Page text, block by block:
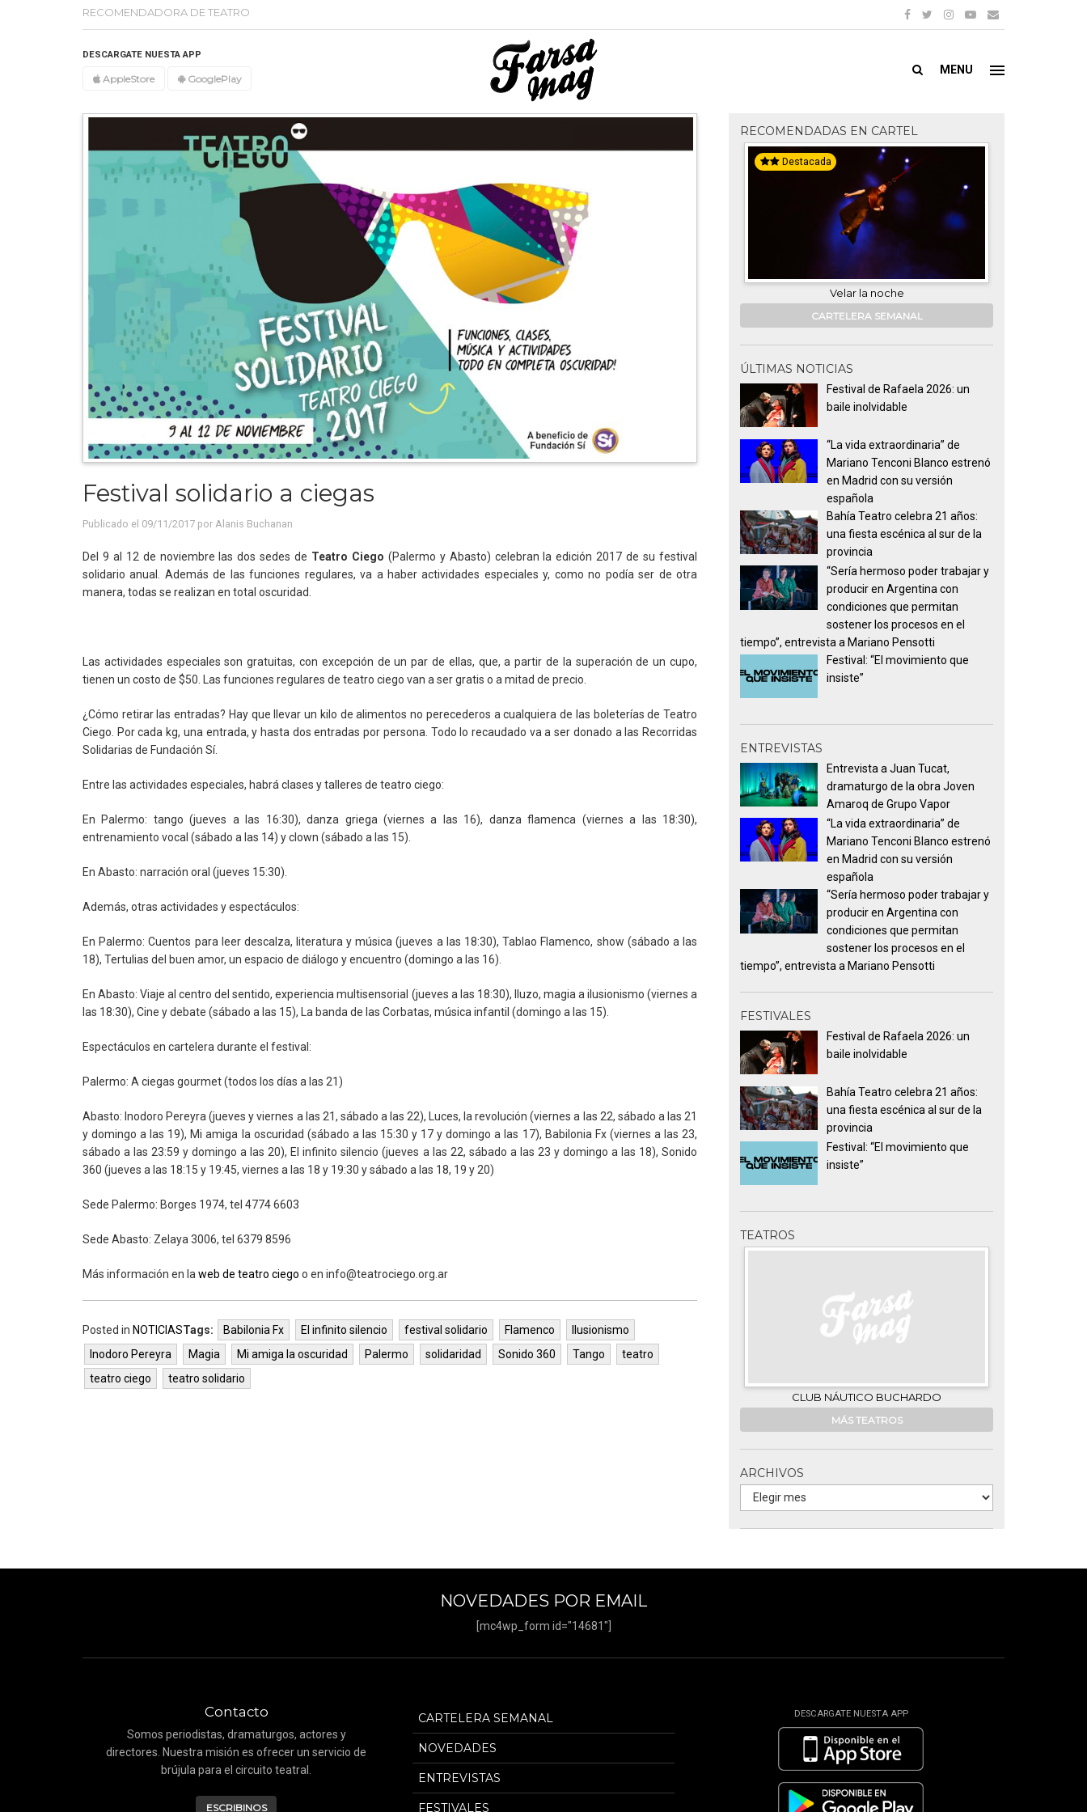
RECOMENDADORA DE TEATRO
DESCARGATE NUESTA APP
AppleStore GooglePlay
MENU
Festival solidario a ciegas
Publicado el 09/11/2017 por Alanis Buchanan
Del 9 al 12 de noviembre las dos sedes de Teatro Ciego (Palermo y Abasto) celebran la edición 2017 de su festival
solidario anual. Además de las funciones regulares, va a haber actividades especiales y, como no podía ser de otra
manera, todas se realizan en total oscuridad.
Las actividades especiales son gratuitas, con excepción de un par de ellas, que, a partir de la superación de un cupo,
tienen un costo de $50. Las funciones regulares de teatro ciego van a ser gratis o a mitad de precio.
¿Cómo retirar las entradas? Hay que llevar un kilo de alimentos no perecederos a cualquiera de las boleterías de Teatro
Ciego. Por cada kg, una entrada, y hasta dos entradas por persona. Todo lo recaudado va a ser donado a las Recorridas
Solidarias de Fundación Sí.
Entre las actividades especiales, habrá clases y talleres de teatro ciego:
En Palermo: tango (jueves a las 16:30), danza griega (viernes a las 16), danza flamenca (viernes a las 18:30),
entrenamiento vocal (sábado a las 14) y clown (sábado a las 15).
En Abasto: narración oral (jueves 15:30).
Además, otras actividades y espectáculos:
En Palermo: Cuentos para leer descalza, literatura y música (jueves a las 18:30), Tablao Flamenco, show (sábado a las
18), Tertulias del buen amor, un espacio de diálogo y encuentro (domingo a las 16).
En Abasto: Viaje al centro del sentido, experiencia multisensorial (jueves a las 18:30), Iluzo, magia a ilusionismo (viernes a
las 18:30), Cine y debate (sábado a las 15), La banda de las Corbatas, música infantil (domingo a las 15).
Espectáculos en cartelera durante el festival:
Palermo: A ciegas gourmet (todos los días a las 21)
Abasto: Inodoro Pereyra (jueves y viernes a las 21, sábado a las 22), Luces, la revolución (viernes a las 22, sábado a las 21
y domingo a las 19), Mi amiga la oscuridad (sábado a las 15:30 y 17 y domingo a las 17), Babilonia Fx (viernes a las 23,
sábado a las 23:59 y domingo a las 20), El infinito silencio (jueves a las 22, sábado a las 23 y domingo a las 18), Sonido
360 (jueves a las 18:15 y 19:45, viernes a las 18 y 19:30 y sábado a las 18, 19 y 20)
Sede Palermo: Borges 1974, tel 4774 6603
Sede Abasto: Zelaya 3006, tel 6379 8596
Más información en laweb de teatro ciego o en info@teatrociego.org.ar
Posted in NOTICIASTags: Babilonia Fx El infinito silencio festival solidario Flamenco
Ilusionismo
Inodoro Pereyra
Magia Mi amiga la oscuridad Palermo solidaridad Sonido 360 Tango
teatro
teatro ciego
teatro solidario
RECOMENDADAS EN CARTEL
Destacada
Una casa en Biarritz
Destacada
Velar la noche
CARTELERA SEMANAL
ÚLTIMAS NOTICIAS
Festival de Rafaela 2026: un
baile inolvidable
“La vida extraordinaria” de
Mariano Tenconi Blanco estrenó
en Madrid con su versión
española
Bahía Teatro celebra 21 años:
una fiesta escénica al sur de la
provincia
“Sería hermoso poder trabajar y
producir en Argentina con
condiciones que permitan
sostener los procesos en el
tiempo”, entrevista a Mariano Pensotti
Festival: “El movimiento que
insiste”
ENTREVISTAS
Entrevista a Juan Tucat,
dramaturgo de la obra Joven
Amaroq de Grupo Vapor
“La vida extraordinaria” de
Mariano Tenconi Blanco estrenó
en Madrid con su versión
española
“Sería hermoso poder trabajar y
producir en Argentina con
condiciones que permitan
sostener los procesos en el
tiempo”, entrevista a Mariano Pensotti
FESTIVALES
Festival de Rafaela 2026: un
baile inolvidable
Bahía Teatro celebra 21 años:
una fiesta escénica al sur de la
provincia
Festival: “El movimiento que
insiste”
TEATROS
CLUB NÁUTICO BUCHARDO
MÁS TEATROS
ARCHIVOS
NOVEDADES POR EMAIL
[mc4wp_form id="14681"]
Contacto
Somos periodistas, dramaturgos, actores y
directores. Nuestra misión es ofrecer un servicio de
brújula para el circuito teatral.
ESCRIBINOS
CARTELERA SEMANAL
NOVEDADES
ENTREVISTAS
FESTIVALES
DESCARGATE NUESTA APP